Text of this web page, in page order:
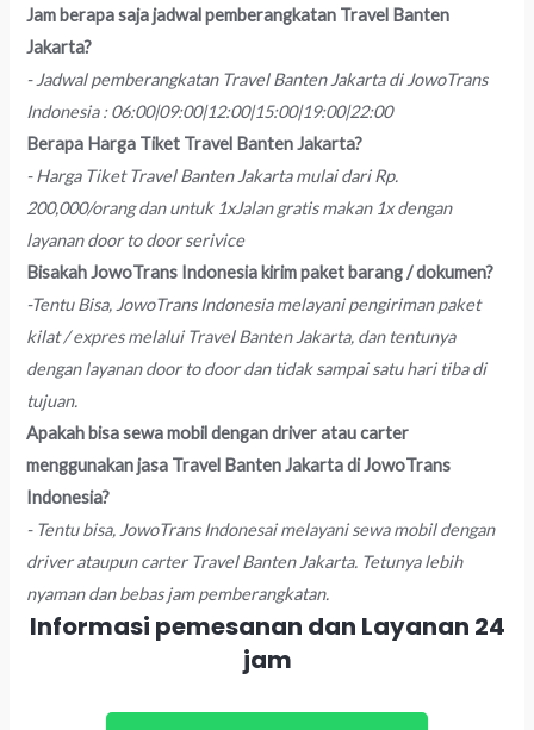
Jam berapa saja jadwal pemberangkatan Travel Banten
Jakarta?
- Jadwal pemberangkatan Travel Banten Jakarta di JowoTrans
Indonesia : 06:00|09:00|12:00|15:00|19:00|22:00
Berapa Harga Tiket Travel Banten Jakarta?
- Harga Tiket Travel Banten Jakarta mulai dari Rp.
200,000/orang dan untuk 1xJalan gratis makan 1x dengan
layanan door to door serivice
Bisakah JowoTrans Indonesia kirim paket barang / dokumen?
-Tentu Bisa, JowoTrans Indonesia melayani pengiriman paket
kilat / expres melalui Travel Banten Jakarta, dan tentunya
dengan layanan door to door dan tidak sampai satu hari tiba di
tujuan.
Apakah bisa sewa mobil dengan driver atau carter
menggunakan jasa Travel Banten Jakarta di JowoTrans
Indonesia?
- Tentu bisa, JowoTrans Indonesai melayani sewa mobil dengan
driver ataupun carter Travel Banten Jakarta. Tetunya lebih
nyaman dan bebas jam pemberangkatan.
Informasi pemesanan dan Layanan 24
jam